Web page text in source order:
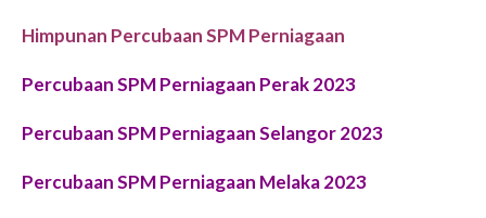
Himpunan Percubaan SPM Perniagaan
Percubaan SPM Perniagaan Perak 2023
Percubaan SPM Perniagaan Selangor 2023
Percubaan SPM Perniagaan Melaka 2023